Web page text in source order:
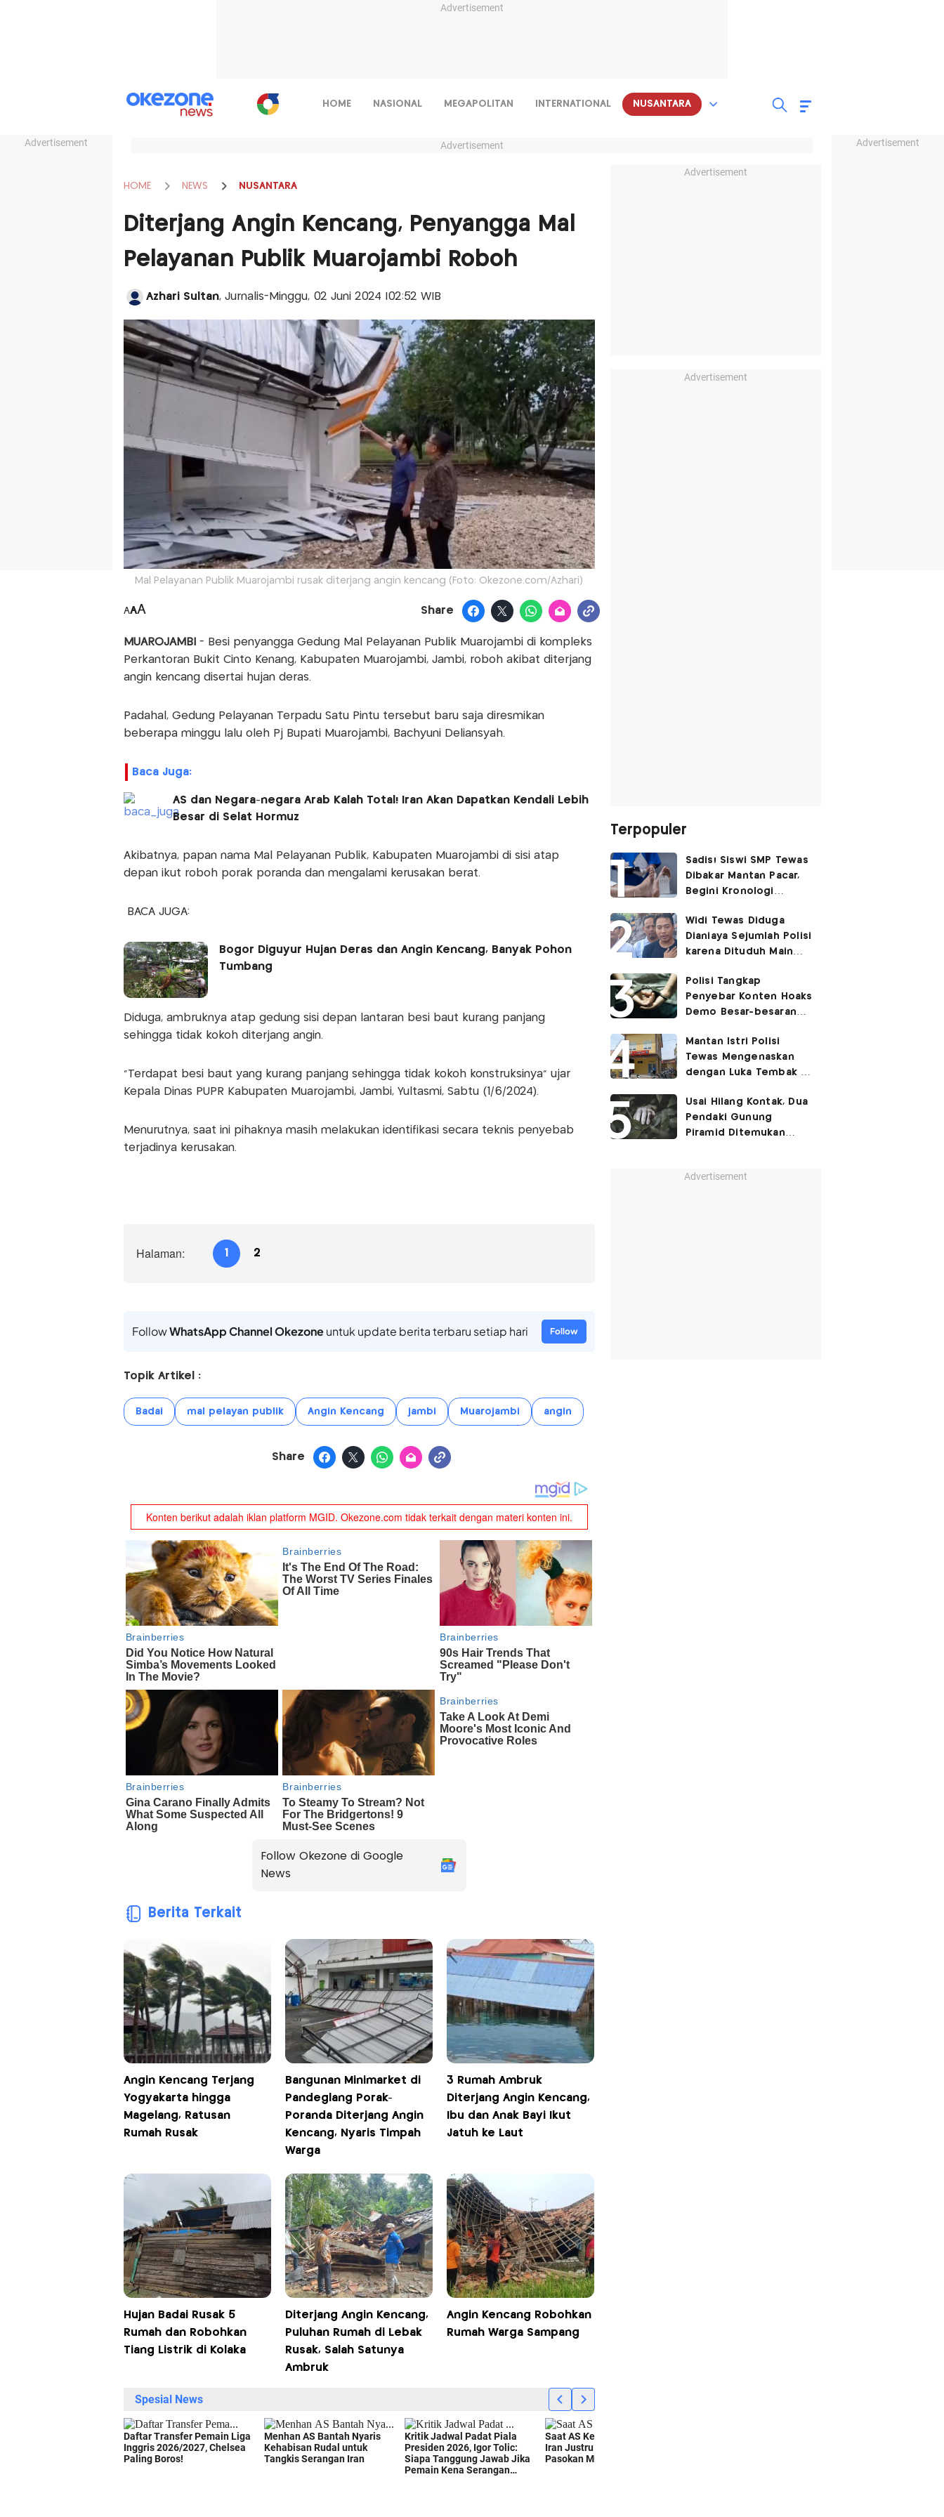
Advertisement
Advertisement Advertisement
HOME NASIONAL MEGAPOLITAN INTERNATIONAL NUSANTARA
Advertisement
HOME NEWS NUSANTARA
Diterjang Angin Kencang, Penyangga Mal
Pelayanan Publik Muarojambi Roboh
Azhari Sultan, Jurnalis-Minggu, 02 Juni 2024 |02:52 WIB
Mal Pelayanan Publik Muarojambi rusak diterjang angin kencang (Foto: Okezone.com/Azhari)
AAA Share
MUAROJAMBI - Besi penyangga Gedung Mal Pelayanan Publik Muarojambi di kompleks
Perkantoran Bukit Cinto Kenang, Kabupaten Muarojambi, Jambi, roboh akibat diterjang
angin kencang disertai hujan deras.
Padahal, Gedung Pelayanan Terpadu Satu Pintu tersebut baru saja diresmikan
beberapa minggu lalu oleh Pj Bupati Muarojambi, Bachyuni Deliansyah.
Baca Juga:
AS dan Negara-negara Arab Kalah Total! Iran Akan Dapatkan Kendali Lebih
Besar di Selat Hormuz
Akibatnya, papan nama Mal Pelayanan Publik, Kabupaten Muarojambi di sisi atap
depan ikut roboh porak poranda dan mengalami kerusakan berat.
BACA JUGA:
Bogor Diguyur Hujan Deras dan Angin Kencang, Banyak Pohon
Tumbang
Diduga, ambruknya atap gedung sisi depan lantaran besi baut kurang panjang
sehingga tidak kokoh diterjang angin.
"Terdapat besi baut yang kurang panjang sehingga tidak kokoh konstruksinya" ujar
Kepala Dinas PUPR Kabupaten Muarojambi, Jambi, Yultasmi, Sabtu (1/6/2024).
Menurutnya, saat ini pihaknya masih melakukan identifikasi secara teknis penyebab
terjadinya kerusakan.
Halaman: 1 2
FollowWhatsApp Channel Okezoneuntuk update berita terbaru setiap hari Follow
Topik Artikel :
Badai mal pelayan publik Angin Kencang jambi Muarojambi angin
Share
Follow Okezone di Google
News
Berita Terkait
Angin Kencang Terjang
Yogyakarta hingga
Magelang, Ratusan
Rumah Rusak
Bangunan Minimarket di
Pandeglang Porak-
Poranda Diterjang Angin
Kencang, Nyaris Timpah
Warga
3 Rumah Ambruk
Diterjang Angin Kencang,
Ibu dan Anak Bayi Ikut
Jatuh ke Laut
Hujan Badai Rusak 5
Rumah dan Robohkan
Tiang Listrik di Kolaka
Diterjang Angin Kencang,
Puluhan Rumah di Lebak
Rusak, Salah Satunya
Ambruk
Angin Kencang Robohkan
Rumah Warga Sampang
Advertisement
Advertisement
Terpopuler
Sadis! Siswi SMP Tewas
Dibakar Mantan Pacar,
Begini Kronologi
Widi Tewas Diduga
Dianiaya Sejumlah Polisi
karena Dituduh Main
Polisi Tangkap
Penyebar Konten Hoaks
Demo Besar-besaran
Mantan Istri Polisi
Tewas Mengenaskan
dengan Luka Tembak di
Usai Hilang Kontak, Dua
Pendaki Gunung
Piramid Ditemukan
Advertisement